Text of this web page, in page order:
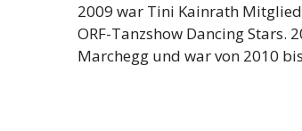
2009 war Tini Kainrath
ORF-Tanzshow Dancing
Marchegg und war von 2010